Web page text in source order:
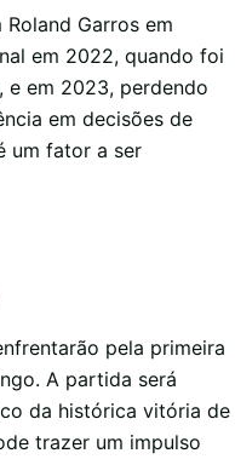
Garros em
em 2022, quando foi
e em 2023, perdendo
em decisões de
um fator a ser
pela primeira
A partida será
da histórica vitória de
trazer um impulso